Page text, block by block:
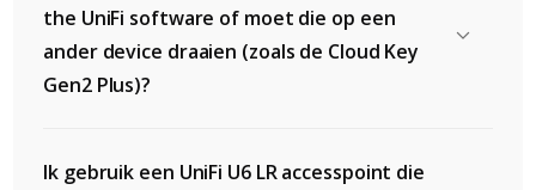
the UniFi software of moet die op een
ander device draaien (zoals de Cloud Key
Gen2 Plus)?
Ik gebruik een UniFi U6 LR accesspoint die